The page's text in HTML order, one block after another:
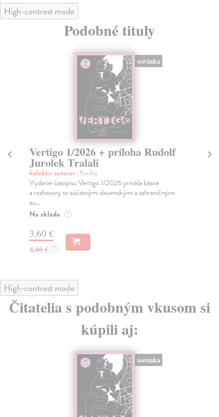
High-contrast mode
Podobné tituly
Vertigo 3/2019 + kniha Jablko
kolektív autorov| Kniha
Časopis o poézii a básnikoch.
Zasielame do 14 dní
2,85 €
3,00 € ?
High-contrast mode
Čitatelia s podobným vkusom si
kúpili aj: